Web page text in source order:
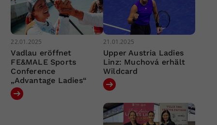
22.01.2025
Vadlau eröffnet
FE&MALE Sports
Conference
„Advantage Ladies“
21.01.2025
Upper Austria Ladies
Linz: Muchová erhält
Wildcard